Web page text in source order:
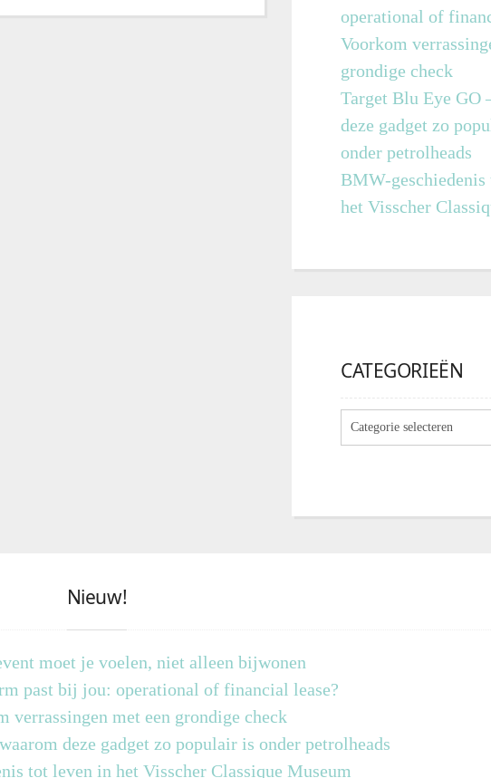
operational of
Voorkom
grondige check
Target Blu Eye GO
deze gadget zo
onder petrolheads
BMW-
het Visscher
CATEGORIEËN
Nieuw!
moet je voelen, niet alleen bijwonen
past bij jou: operational of financial lease?
verrassingen met een grondige check
deze gadget zo populair is onder petrolheads
tot leven in het Visscher Classique Museum